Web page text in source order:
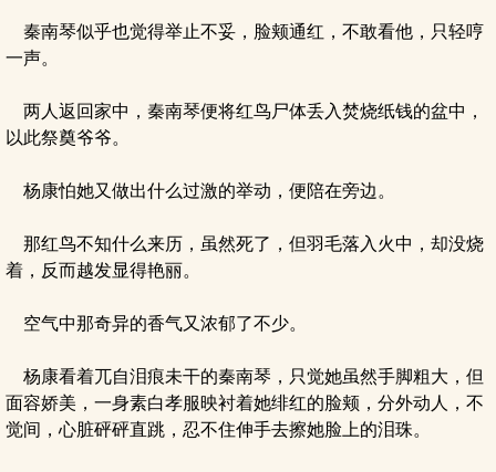
秦南琴似乎也觉得举止不妥，脸颊通红，不敢看他，只轻哼
一声。
两人返回家中，秦南琴便将红鸟尸体丢入焚烧纸钱的盆中，
以此祭奠爷爷。
杨康怕她又做出什么过激的举动，便陪在旁边。
那红鸟不知什么来历，虽然死了，但羽毛落入火中，却没烧
着，反而越发显得艳丽。
空气中那奇异的香气又浓郁了不少。
杨康看着兀自泪痕未干的秦南琴，只觉她虽然手脚粗大，但
面容娇美，一身素白孝服映衬着她绯红的脸颊，分外动人，不
觉间，心脏砰砰直跳，忍不住伸手去擦她脸上的泪珠。